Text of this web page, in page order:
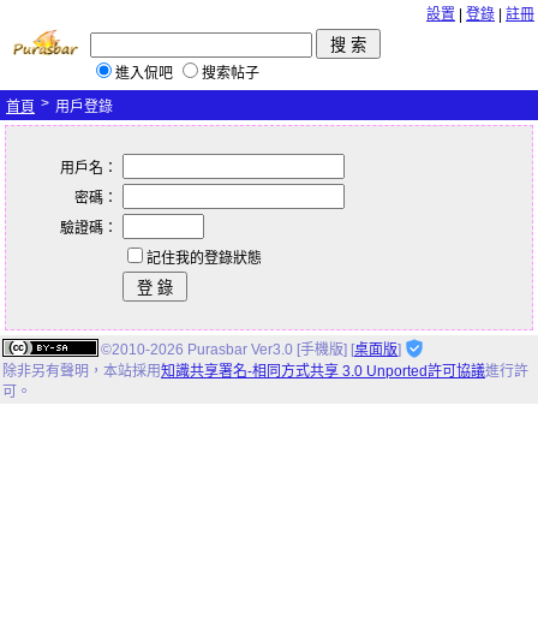
設置 登錄 註冊
進入侃吧
搜索帖子
首頁 > 用戶登錄
用戶名：
密碼：
驗證碼：
記住我的登錄狀態
©2010-2026 Purasbar Ver3.0 [手機版] [桌面版]
除非另有聲明， 本站採用知識共享署名-相同方式共享 3.0 Unported許可協議進行許
可。